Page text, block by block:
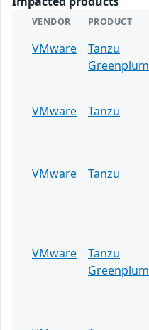
VENDOR PRODUCT
VMware
Tanzu
Greenplum
VMware
Tanzu
VMware
Tanzu
VMware
Tanzu
Greenplum